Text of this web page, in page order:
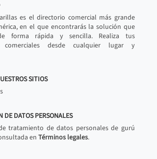
es el directorio comercial más grande
en el que encontrarás la solución que
forma rápida y sencilla. Realiza tus
comerciales desde cualquier lugar y
SITIOS
DE DATOS PERSONALES
tratamiento de datos personales de gurú
en Términos legales.